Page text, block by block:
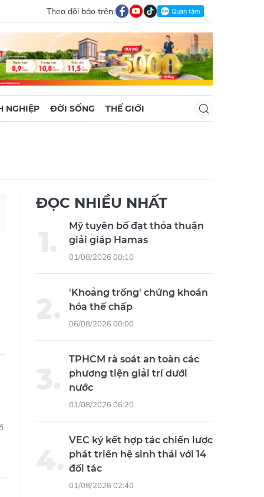
Theo dõi báo trên:
NGHIỆP ĐỜI SỐNG THẾ GIỚI
ĐỌC NHIỀU NHẤT
Mỹ tuyên bố đạt thỏa thuận
giải giáp Hamas
01/08/2026 00:10
'Khoảng trống' chứng khoán
hóa thế chấp
06/08/2026 00:00
TPHCM rà soát an toàn các
phương tiện giải trí dưới
nước
01/08/2026 06:20
VEC ký kết hợp tác chiến lược
phát triển hệ sinh thái với 14
đối tác
01/08/2026 02:40